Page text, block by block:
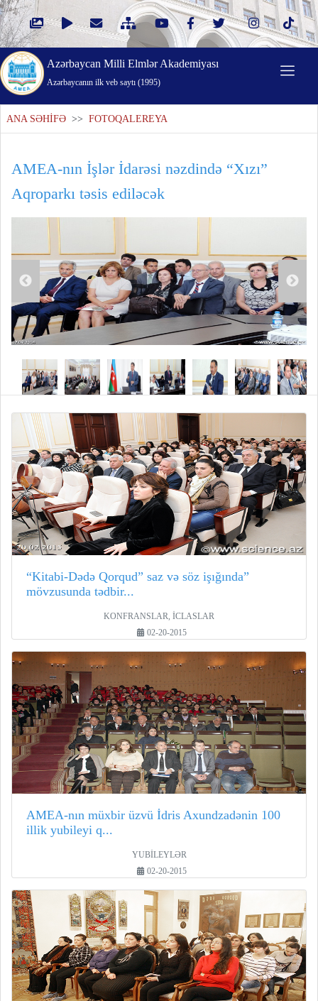
Azərbaycan Milli Elmlər Akademiyası
Azərbaycanın ilk veb saytı (1995)
ANA SƏHİFƏ >> FOTOQALEREYA
AMEA-nın İşlər İdarəsi nəzdində “Xızı”
Aqroparkı təsis ediləcək
“Kitabi-Dədə Qorqud” saz və söz işığında”
mövzusunda tədbir...
KONFRANSLAR, İCLASLAR
02-20-2015
AMEA-nın müxbir üzvü İdris Axundzadənin 100
illik yubileyi q...
YUBİLEYLƏR
02-20-2015